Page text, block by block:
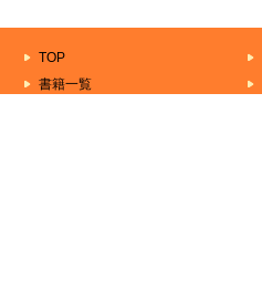
TOP
書籍一覧